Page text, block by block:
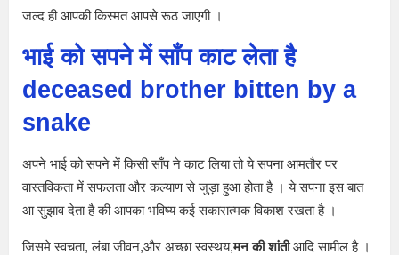
जल्द ही आपकी किस्मत आपसे रूठ जाएगी ।
भाई को सपने में साँप काट लेता है
deceased brother bitten by a
snake
अपने भाई को सपने में किसी साँप ने काट लिया तो ये सपना आमतौर पर
वास्तविकता में सफलता और कल्याण से जुड़ा हुआ होता है । ये सपना इस बात
आ सुझाव देता है की आपका भविष्य कई सकारात्मक विकाश रखता है ।
जिसमे स्वचता, लंबा जीवन,और अच्छा स्वस्थय,मन की शांतीआदि सामील है ।